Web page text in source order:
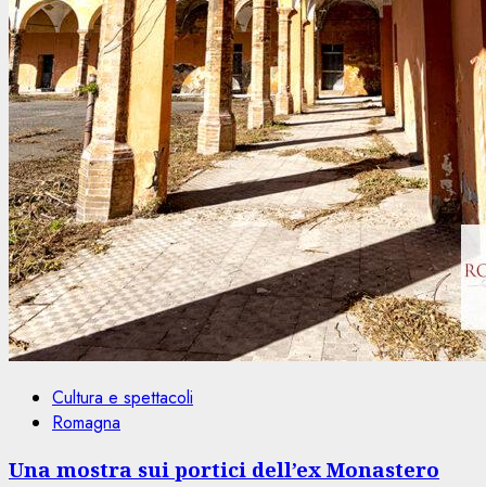
Cultura e spettacoli
Romagna
Una mostra sui portici dell’ex Monastero